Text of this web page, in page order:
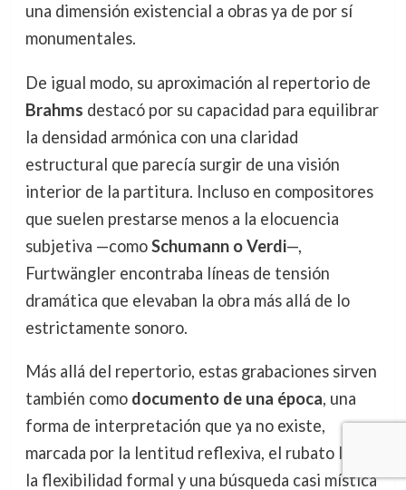
una dimensión existencial a obras ya de por sí
monumentales.
De igual modo, su aproximación al repertorio de
Brahms destacó por su capacidad para equilibrar
la densidad armónica con una claridad
estructural que parecía surgir de una visión
interior de la partitura. Incluso en compositores
que suelen prestarse menos a la elocuencia
subjetiva —comoSchumann o Verdi—,
Furtwängler encontraba líneas de tensión
dramática que elevaban la obra más allá de lo
estrictamente sonoro.
Más allá del repertorio, estas grabaciones sirven
también como documento de una época, una
forma de interpretación que ya no existe,
marcada por la lentitud reflexiva, el rubato libre,
la flexibilidad formal y una búsqueda casi mística